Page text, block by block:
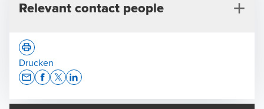
Relevant contact people
Drucken